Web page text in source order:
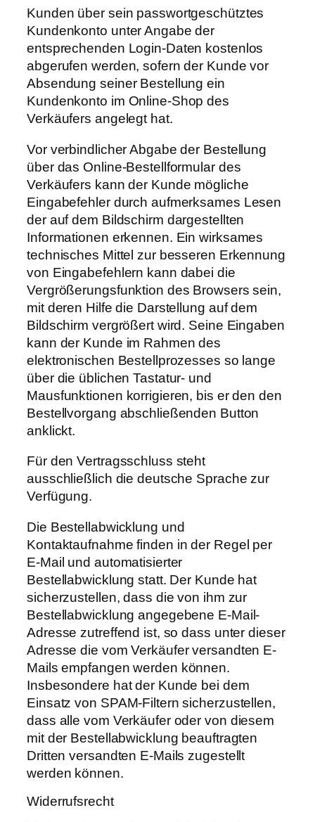
Kunden über sein passwortgeschütztes
Kundenkonto unter Angabe der
entsprechenden Login-Daten kostenlos
abgerufen werden, sofern der Kunde vor
Absendung seiner Bestellung ein
Kundenkonto im Online-Shop des
Verkäufers angelegt hat.
Vor verbindlicher Abgabe der Bestellung
über das Online-Bestellformular des
Verkäufers kann der Kunde mögliche
Eingabefehler durch aufmerksames Lesen
der auf dem Bildschirm dargestellten
Informationen erkennen. Ein wirksames
technisches Mittel zur besseren Erkennung
von Eingabefehlern kann dabei die
Vergrößerungsfunktion des Browsers sein,
mit deren Hilfe die Darstellung auf dem
Bildschirm vergrößert wird. Seine Eingaben
kann der Kunde im Rahmen des
elektronischen Bestellprozesses so lange
über die üblichen Tastatur- und
Mausfunktionen korrigieren, bis er den den
Bestellvorgang abschließenden Button
anklickt.
Für den Vertragsschluss steht
ausschließlich die deutsche Sprache zur
Verfügung.
Die Bestellabwicklung und
Kontaktaufnahme finden in der Regel per
E-Mail und automatisierter
Bestellabwicklung statt. Der Kunde hat
sicherzustellen, dass die von ihm zur
Bestellabwicklung angegebene E-Mail-
Adresse zutreffend ist, so dass unter dieser
Adresse die vom Verkäufer versandten E-
Mails empfangen werden können.
Insbesondere hat der Kunde bei dem
Einsatz von SPAM-Filtern sicherzustellen,
dass alle vom Verkäufer oder von diesem
mit der Bestellabwicklung beauftragten
Dritten versandten E-Mails zugestellt
werden können.
Widerrufsrecht